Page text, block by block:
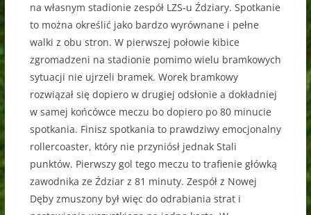
na własnym stadionie zespół LZS-u Ździary. Spotkanie
to można określić jako bardzo wyrównane i pełne
walki z obu stron. W pierwszej połowie kibice
zgromadzeni na stadionie pomimo wielu bramkowych
sytuacji nie ujrzeli bramek. Worek bramkowy
rozwiązał się dopiero w drugiej odsłonie a dokładniej
w samej końcówce meczu bo dopiero po 80 minucie
spotkania. Finisz spotkania to prawdziwy emocjonalny
rollercoaster, który nie przyniósł jednak Stali
punktów. Pierwszy gol tego meczu to trafienie główką
zawodnika ze Ździar z 81 minuty. Zespół z Nowej
Dęby zmuszony był więc do odrabiania strat i